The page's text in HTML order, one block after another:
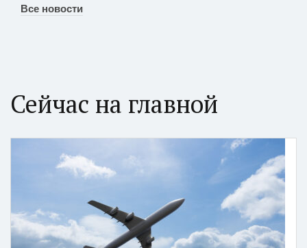
Все новости
Сейчас на главной